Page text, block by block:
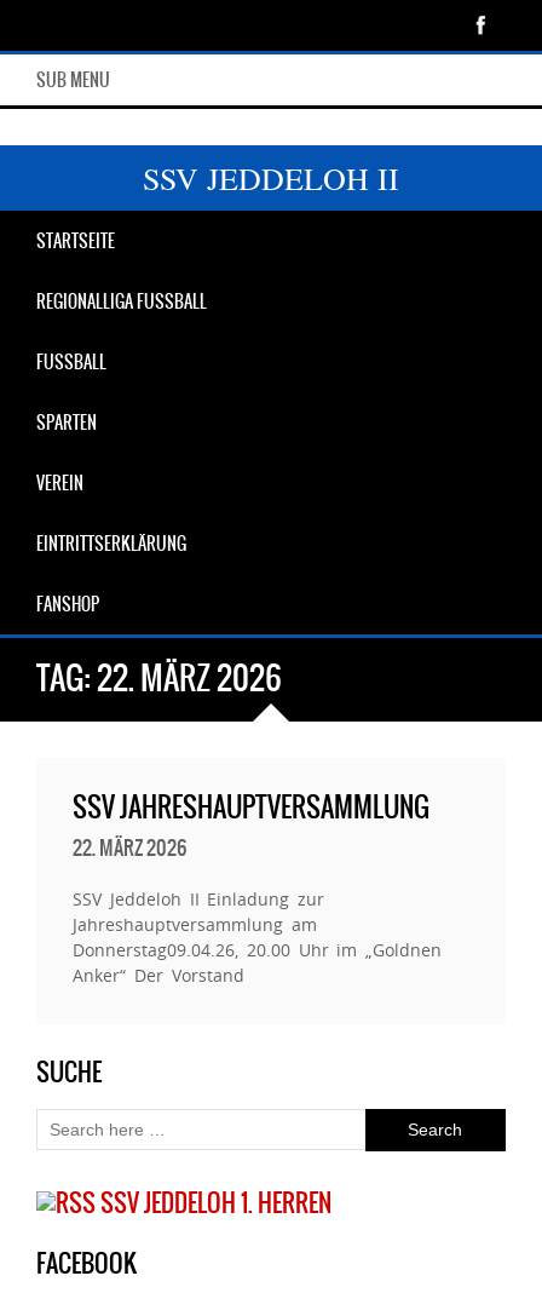
SUB MENU
SSV JEDDELOH II
STARTSEITE
REGIONALLIGA FUSSBALL
FUSSBALL
SPARTEN
VEREIN
EINTRITTSERKLÄRUNG
FANSHOP
TAG:22. MÄRZ 2026
SSV JAHRESHAUPTVERSAMMLUNG
22. MÄRZ 2026
SSV Jeddeloh II Einladung zur
Jahreshauptversammlung am
Donnerstag09.04.26, 20.00 Uhr im „Goldnen
Anker“ Der Vorstand
SUCHE
SSV JEDDELOH 1. HERREN
FACEBOOK